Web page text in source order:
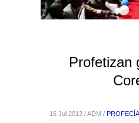
Profetizan
16 Jul 2013 / ADM /